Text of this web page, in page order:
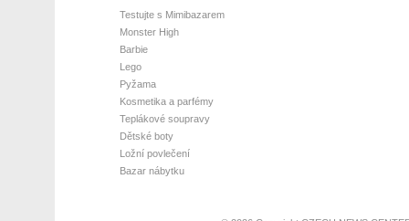
Testujte s Mimibazarem
Monster High
Barbie
Lego
Pyžama
Kosmetika a parfémy
Teplákové soupravy
Dětské boty
Ložní povlečení
Bazar nábytku